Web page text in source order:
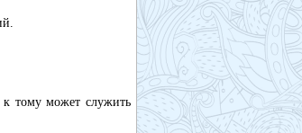
к тому может служить